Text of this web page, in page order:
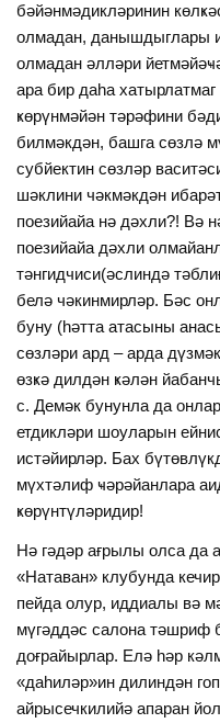
бәйәнмәдикләринин
олмадан, данышдыглары
олмадан әлләри
ара бир даһа
ҝөрүнмәйән тәрәфини
билмәкдән, башга сөзлә
субйектин сөзләр
шәклини чәкмәкдән
поезийайа нә дәхли?! Вә
поезийайа дәхли
тәнгидчиси(әслиндә
белә чәкинмирләр. Бәс
буну (һәтта атасыны
сөзләри ард – арда
өзҝә дилдән ҝәлән
с. Демәк бунунла да
етдикләри шоуларын
истәйирләр. Бах
мүхтәлиф ҹәрәйанлара
ҝөрүнтүләридир!
Нә гәдәр ағрылы олса да
«Натаван» клубунда
пейда олур, иддиалы вә
мүгәддәс салона тәшриф
доғрайырлар. Елә һәр
«даһиләр»ин дилиндән
айрысечкилийә апаран